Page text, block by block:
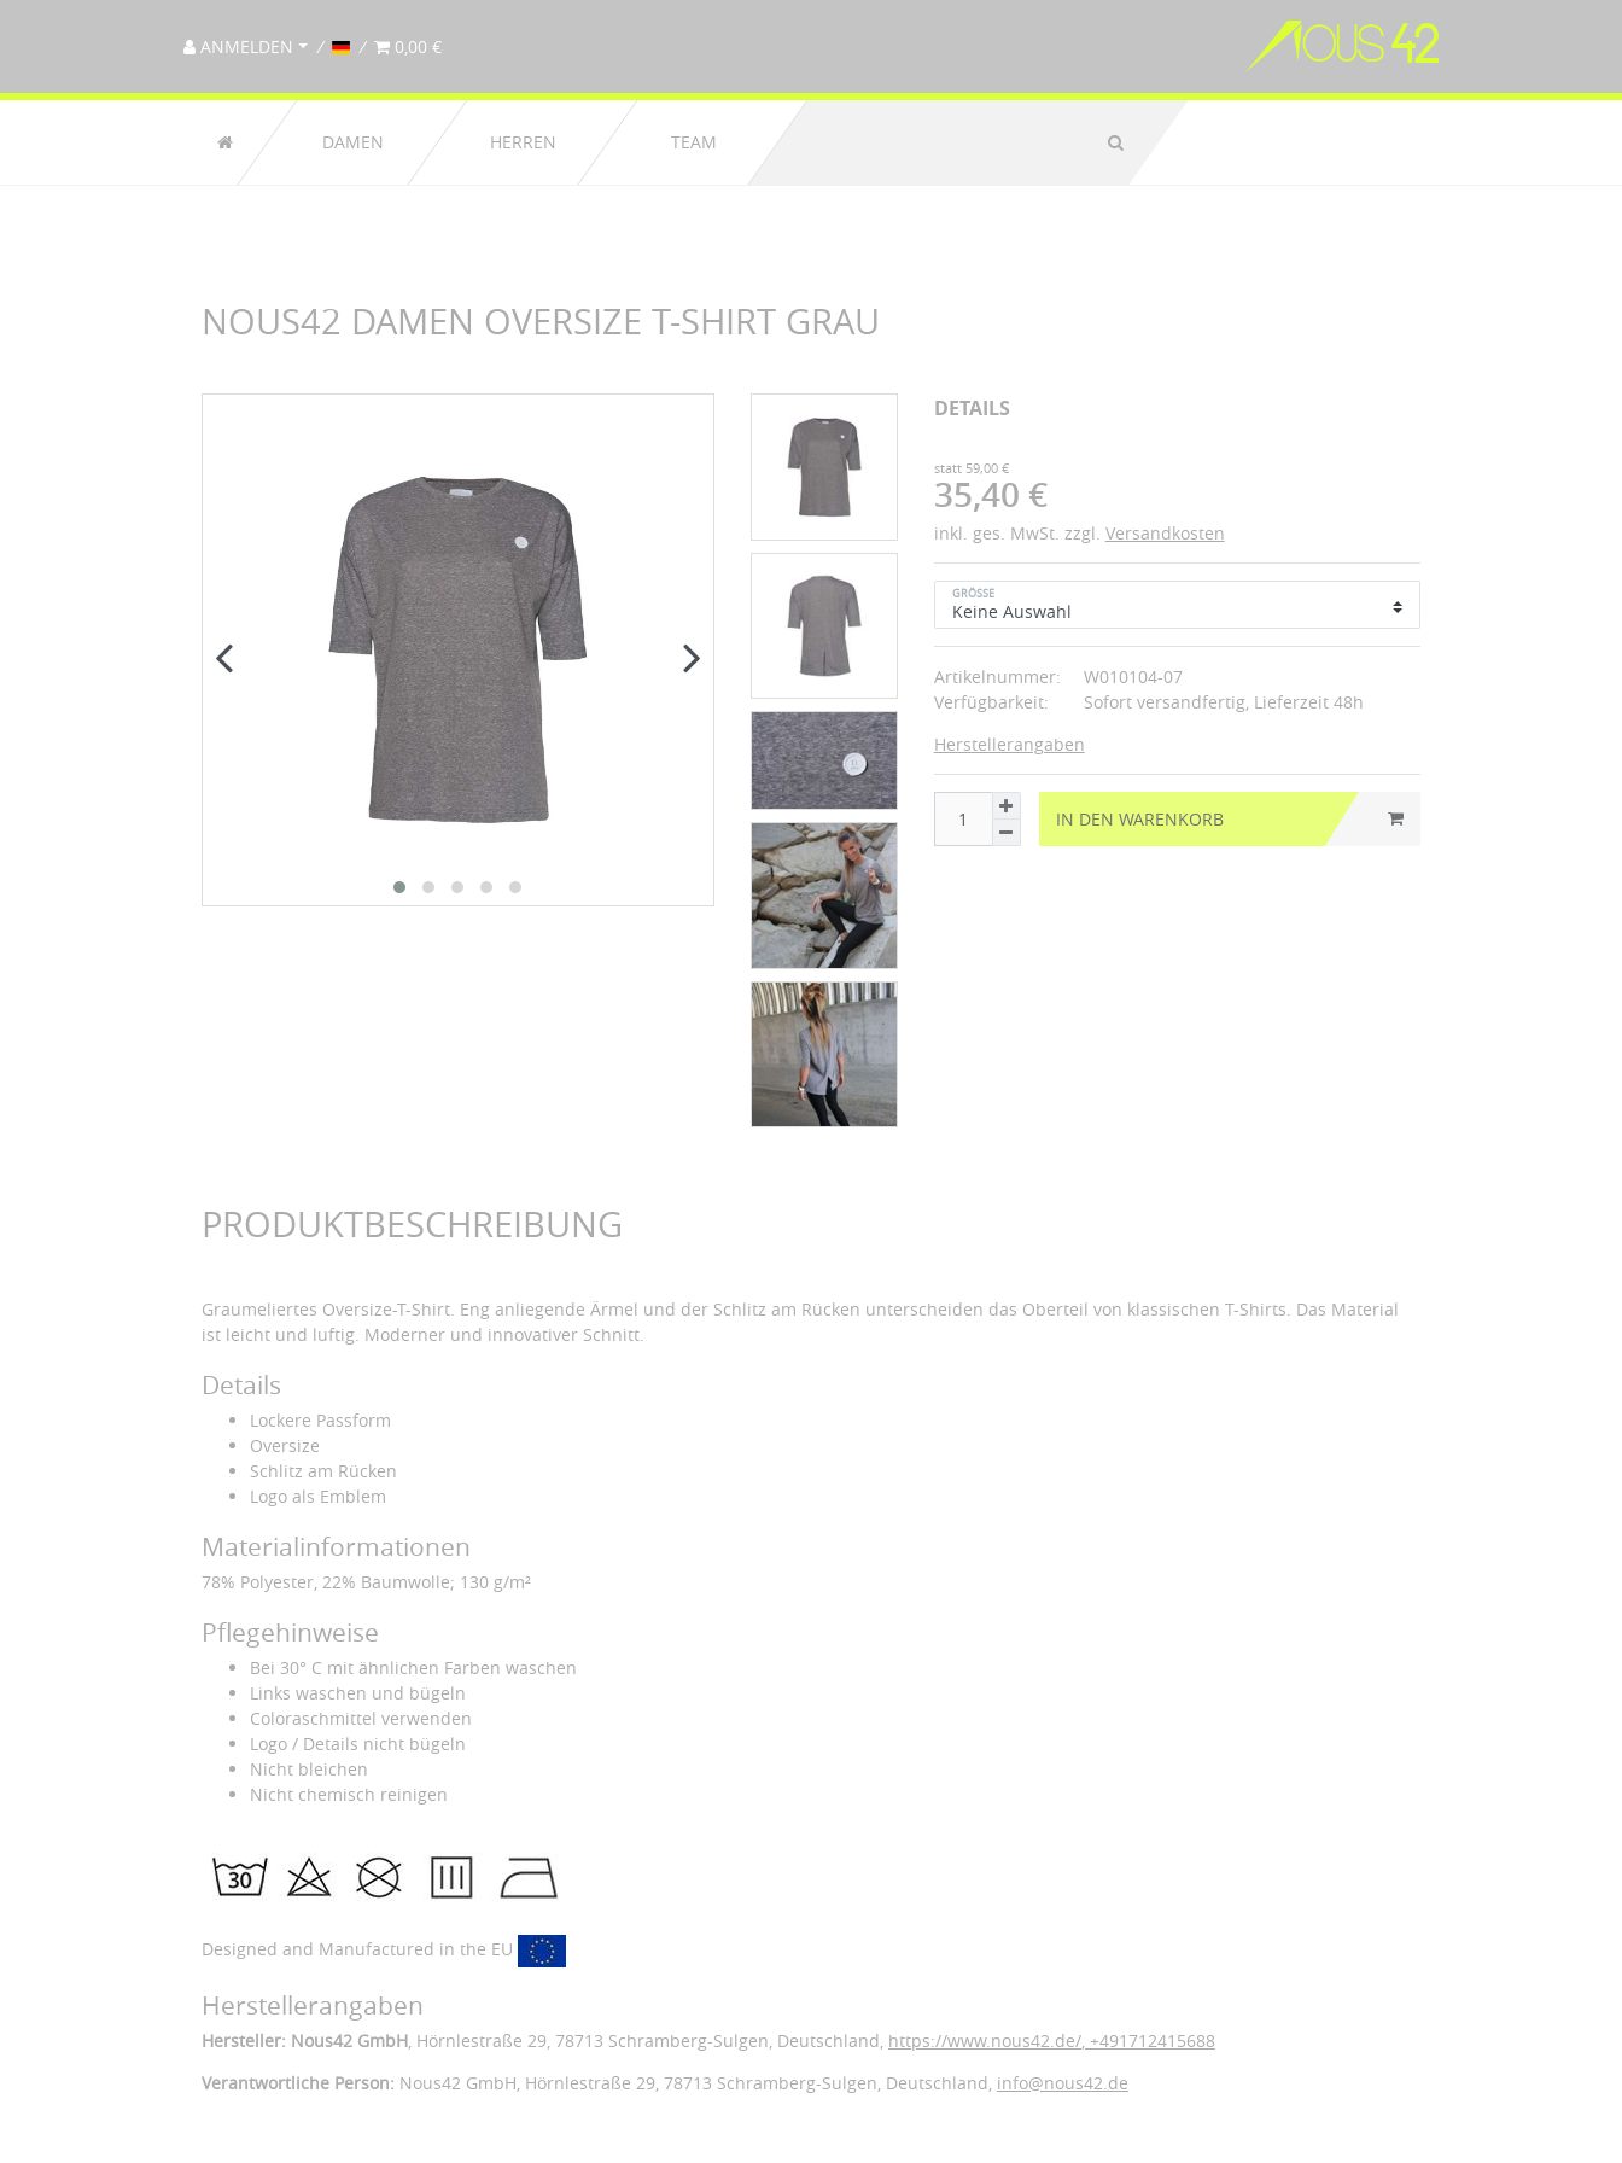
ANMELDEN 0,00 €
DAMEN HERREN TEAM
NOUS42 DAMEN OVERSIZE T-SHIRT GRAU
DETAILS
statt 59,00 €
35,40 €
inkl. ges. MwSt. zzgl. Versandkosten
GRÖSSE
Artikelnummer:
W010104-07
Verfügbarkeit:
Sofort versandfertig, Lieferzeit 48h
Herstellerangaben
IN DEN WARENKORB
PRODUKTBESCHREIBUNG
Graumeliertes Oversize-T-Shirt. Eng anliegende Ärmel und der Schlitz am Rücken unterscheiden das Oberteil von klassischen T-Shirts. Das Material
ist leicht und luftig. Moderner und innovativer Schnitt.
Details
Lockere Passform
Oversize
Schlitz am Rücken
Logo als Emblem
Materialinformationen
78% Polyester, 22% Baumwolle; 130 g/m²
Pflegehinweise
Bei 30° C mit ähnlichen Farben waschen
Links waschen und bügeln
Coloraschmittel verwenden
Logo / Details nicht bügeln
Nicht bleichen
Nicht chemisch reinigen
Designed and Manufactured in the EU
Herstellerangaben
Hersteller: Nous42 GmbH, Hörnlestraße 29, 78713 Schramberg-Sulgen, Deutschland, https://www.nous42.de/, +491712415688
Verantwortliche Person: Nous42 GmbH, Hörnlestraße 29, 78713 Schramberg-Sulgen, Deutschland, info@nous42.de